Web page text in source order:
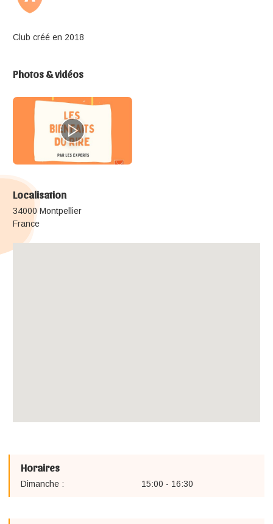
Club créé en 2018
Photos & vidéos
Localisation
34000 Montpellier
France
Horaires
Dimanche : 15:00 - 16:30